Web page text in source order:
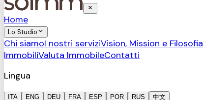
Home
Lo Studio
Chi siamoI nostri serviziVision, Mission e Filosofia
ImmobiliValuta ImmobileContatti
Lingua
ITA ENG DEU FRA ESP POR RUS 中文